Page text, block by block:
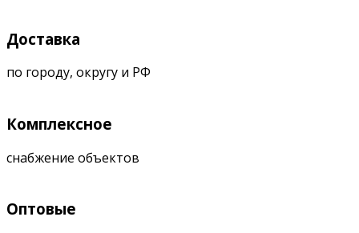
Доставка
по городу, округу и РФ
Комплексное
снабжение объектов
Оптовые